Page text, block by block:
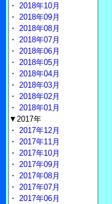
・ 2018年10月
・ 2018年09月
・ 2018年08月
・ 2018年07月
・ 2018年06月
・ 2018年05月
・ 2018年04月
・ 2018年03月
・ 2018年02月
・ 2018年01月
▼2017年
・ 2017年12月
・ 2017年11月
・ 2017年10月
・ 2017年09月
・ 2017年08月
・ 2017年07月
・ 2017年06月